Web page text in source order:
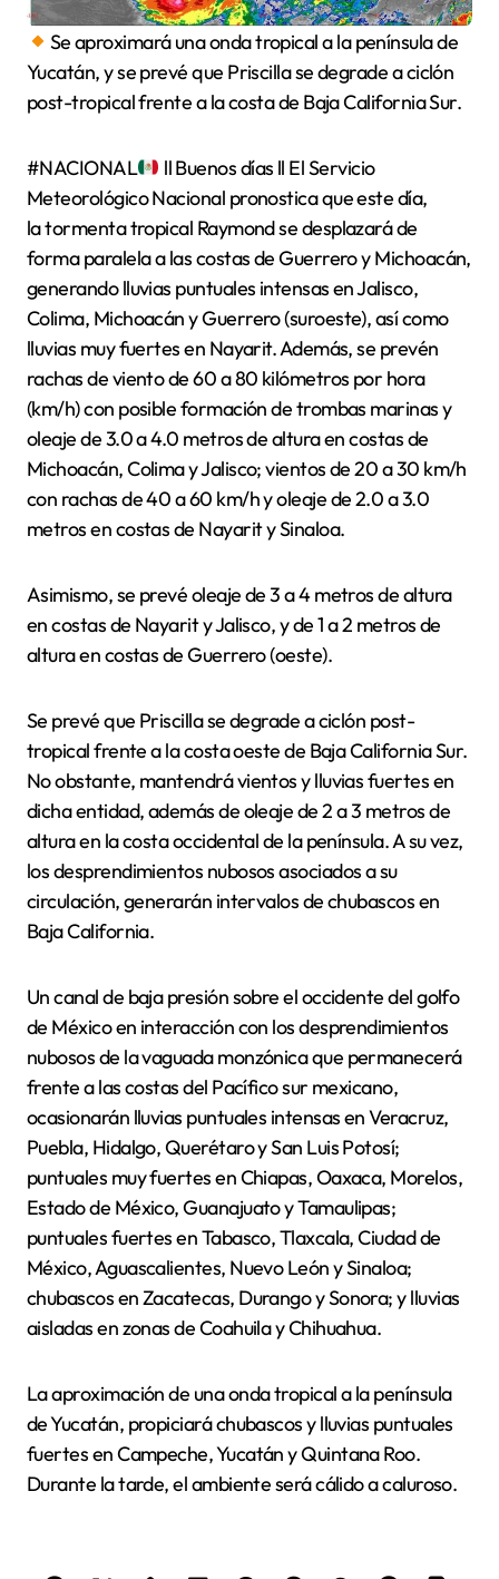
Se aproximará una onda tropical a la península de
Yucatán, y se prevé que Priscilla se degrade a ciclón
post-tropical frente a la costa de Baja California Sur.
#NACIONAL
ll Buenos días ll El Servicio
Meteorológico Nacional pronostica que este día,
la tormenta tropical Raymond se desplazará de
forma paralela a las costas de Guerrero y Michoacán,
generando lluvias puntuales intensas en Jalisco,
Colima, Michoacán y Guerrero (suroeste), así como
lluvias muy fuertes en Nayarit. Además, se prevén
rachas de viento de 60 a 80 kilómetros por hora
(km/h) con posible formación de trombas marinas y
oleaje de 3.0 a 4.0 metros de altura en costas de
Michoacán, Colima y Jalisco; vientos de 20 a 30 km/h
con rachas de 40 a 60 km/h y oleaje de 2.0 a 3.0
metros en costas de Nayarit y Sinaloa.
Asimismo, se prevé oleaje de 3 a 4 metros de altura
en costas de Nayarit y Jalisco, y de 1 a 2 metros de
altura en costas de Guerrero (oeste).
Se prevé que Priscilla se degrade a ciclón post-
tropical frente a la costa oeste de Baja California Sur.
No obstante, mantendrá vientos y lluvias fuertes en
dicha entidad, además de oleaje de 2 a 3 metros de
altura en la costa occidental de la península. A su vez,
los desprendimientos nubosos asociados a su
circulación, generarán intervalos de chubascos en
Baja California.
Un canal de baja presión sobre el occidente del golfo
de México en interacción con los desprendimientos
nubosos de la vaguada monzónica que permanecerá
frente a las costas del Pacífico sur mexicano,
ocasionarán lluvias puntuales intensas en Veracruz,
Puebla, Hidalgo, Querétaro y San Luis Potosí;
puntuales muy fuertes en Chiapas, Oaxaca, Morelos,
Estado de México, Guanajuato y Tamaulipas;
puntuales fuertes en Tabasco, Tlaxcala, Ciudad de
México, Aguascalientes, Nuevo León y Sinaloa;
chubascos en Zacatecas, Durango y Sonora; y lluvias
aisladas en zonas de Coahuila y Chihuahua.
La aproximación de una onda tropical a la península
de Yucatán, propiciará chubascos y lluvias puntuales
fuertes en Campeche, Yucatán y Quintana Roo.
Durante la tarde, el ambiente será cálido a caluroso.